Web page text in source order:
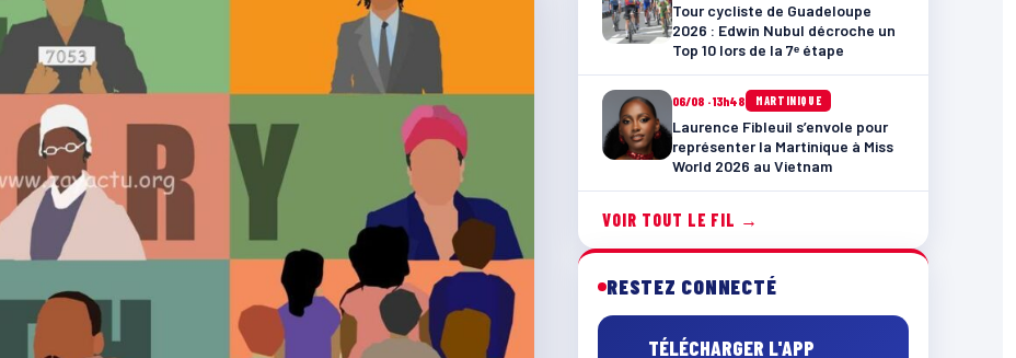
Tour cycliste de Guadeloupe
2026 : Edwin Nubul décroche un
Top 10 lors de la 7ᵉ étape
06/08 · 13h48 MARTINIQUE
Laurence Fibleuil s’envole pour
représenter la Martinique à Miss
World 2026 au Vietnam
VOIR TOUT LE FIL →
RESTEZ CONNECTÉ
TÉLÉCHARGER L'APP